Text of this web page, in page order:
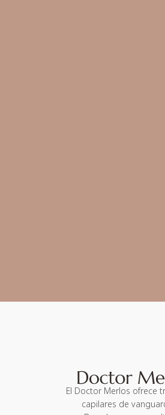
El Doctor Merlos ofrece
capilares de